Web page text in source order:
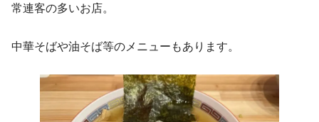
常連客の多いお店。
中華そばや油そば等のメニューもあります。